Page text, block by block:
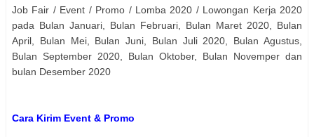
Job Fair / Event / Promo / Lomba 2020 / Lowongan Kerja 2020
pada Bulan Januari, Bulan Februari, Bulan Maret 2020, Bulan
April, Bulan Mei, Bulan Juni, Bulan Juli 2020, Bulan Agustus,
Bulan September 2020, Bulan Oktober, Bulan Novemper dan
bulan Desember 2020
Cara Kirim Event & Promo